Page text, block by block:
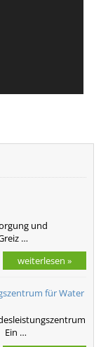
und
…
weiterlesen »
für Water
Ein …